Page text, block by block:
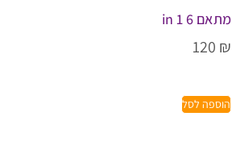
מתאם 6 in 1
120 ₪
הוספה לסל